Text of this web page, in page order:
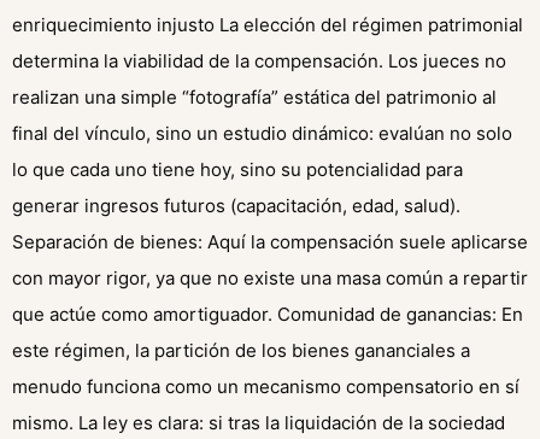
enriquecimiento injusto La elección del régimen patrimonial
determina la viabilidad de la compensación. Los jueces no
realizan una simple “fotografía” estática del patrimonio al
final del vínculo, sino un estudio dinámico: evalúan no solo
lo que cada uno tiene hoy, sino su potencialidad para
generar ingresos futuros (capacitación, edad, salud).
Separación de bienes: Aquí la compensación suele aplicarse
con mayor rigor, ya que no existe una masa común a repartir
que actúe como amortiguador. Comunidad de ganancias: En
este régimen, la partición de los bienes gananciales a
menudo funciona como un mecanismo compensatorio en sí
mismo. La ley es clara: si tras la liquidación de la sociedad